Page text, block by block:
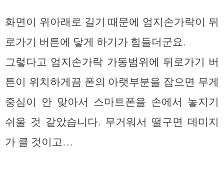
화면이 위아래로 길기 때문에 엄지손가락이 뒤
로가기 버튼에 닿게 하기가 힘들더군요.
그렇다고 엄지손가락 가동범위에 뒤로가기 버
튼이 위치하게끔 폰의 아랫부분을 잡으면 무게
중심이 안 맞아서 스마트폰을 손에서 놓지기
쉬울 것 같았습니다. 무거워서 떨구면 데미지
가 클 것이고…